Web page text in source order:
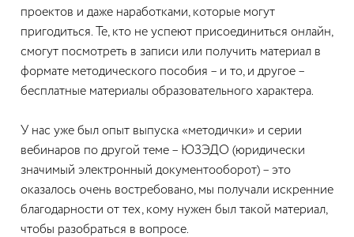
проектов и даже наработками, которые могут
пригодиться. Те, кто не успеют присоединиться онлайн,
смогут посмотреть в записи или получить материал в
формате методического пособия – и то, и другое –
бесплатные материалы образовательного характера.
У нас уже был опыт выпуска «методички» и серии
вебинаров по другой теме – ЮЗЭДО (юридически
значимый электронный документооборот) – это
оказалось очень востребовано, мы получали искренние
благодарности от тех, кому нужен был такой материал,
чтобы разобраться в вопросе.